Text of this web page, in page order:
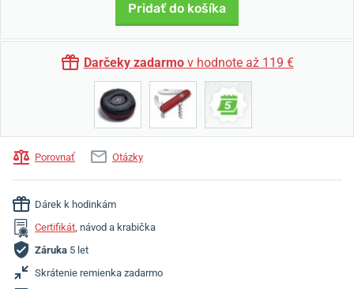
Pridať do košíka
Darčeky zadarmov hodnote až 119 €
Porovnať Otázky
Dárek k hodinkám
Certifikát, návod a krabička
Záruka 5 let
Skrátenie remienka zadarmo